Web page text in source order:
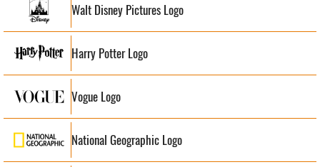
Walt Disney Pictures Logo
Harry Potter Logo
Vogue Logo
National Geographic Logo